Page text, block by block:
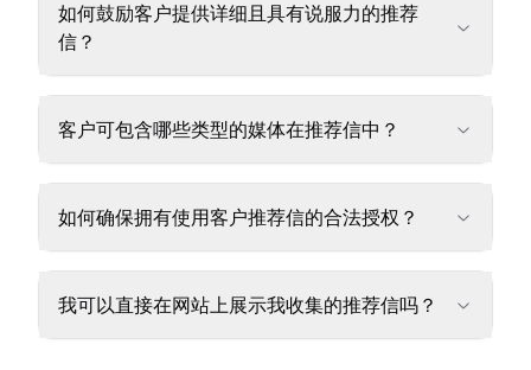
如何鼓励客户提供详细且具有说服力的推荐
信？
客户可包含哪些类型的媒体在推荐信中？
如何确保拥有使用客户推荐信的合法授权？
我可以直接在网站上展示我收集的推荐信吗？